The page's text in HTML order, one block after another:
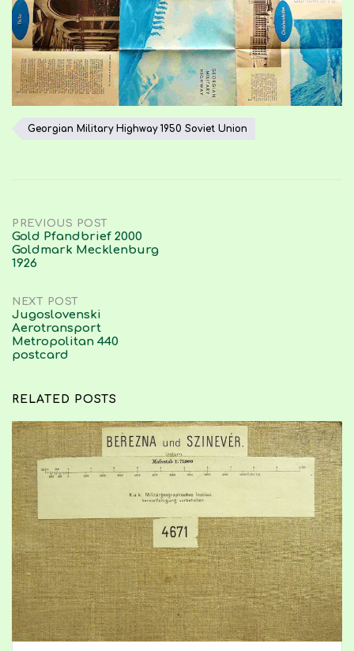
Georgian Military Highway 1950 Soviet Union
Post
navigation
PREVIOUS POST
Gold Pfandbrief 2000
Goldmark Mecklenburg
1926
NEXT POST
Jugoslovenski
Aerotransport
Metropolitan 440
postcard
RELATED POSTS